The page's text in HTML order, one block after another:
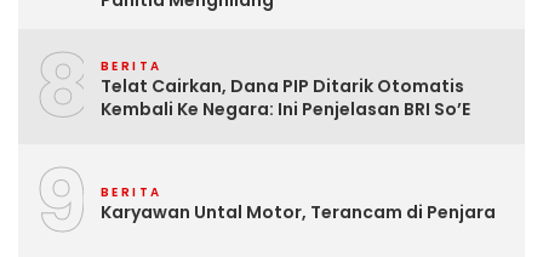
8 BERITA
Telat Cairkan, Dana PIP Ditarik Otomatis
Kembali Ke Negara: Ini Penjelasan BRI So’E
9 BERITA
Karyawan Untal Motor, Terancam di Penjara